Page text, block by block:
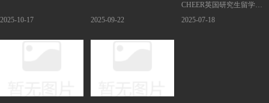
2025-10-17 2025-09-22
非学生申请南安普顿
CHEER英国研究生留学申
请成功案例，双非学生申
2025-07-18